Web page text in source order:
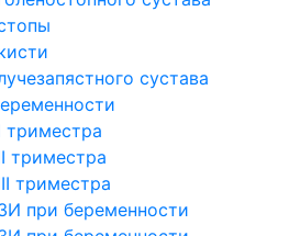
сустава
триместра
триместра
при беременности